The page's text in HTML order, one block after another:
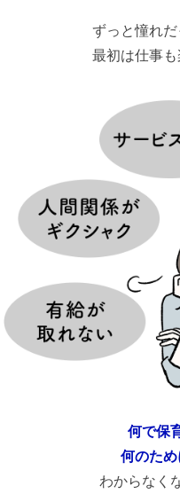
ずっと憧れ
最初は仕事
何で保
何のた
わからなく